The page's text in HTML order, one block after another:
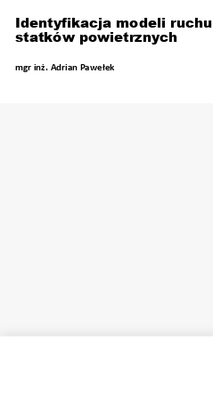
Identyfikacja modeli ruchu
statków powietrznych
mgr inż. Adrian Pawełek